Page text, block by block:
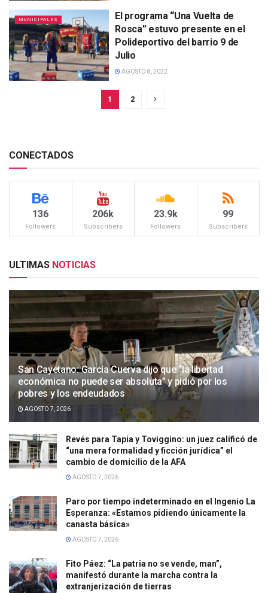
MUNICIPALES
El programa “Una Vuelta de
Rosca” estuvo presente en el
Polideportivo del barrio 9 de
Julio
AGOSTO 8, 2022
1 2
CONECTADOS
136
Followers
206k
Subscribers
23.9k
Followers
99
Subscribers
ULTIMAS NOTICIAS
San Cayetano: García Cuerva dijo que “la libertad
económica no puede ser absoluta” y pidió por los
pobres y los endeudados
AGOSTO 7, 2026
Revés para Tapia y Toviggino: un juez calificó de
“una mera formalidad y ficción jurídica” el
cambio de domicilio de la AFA
AGOSTO 7, 2026
Paro por tiempo indeterminado en el Ingenio La
Esperanza: «Estamos pidiendo únicamente la
canasta básica»
AGOSTO 7, 2026
Fito Páez: “La patria no se vende, man”,
manifestó durante la marcha contra la
extranjerización de tierras